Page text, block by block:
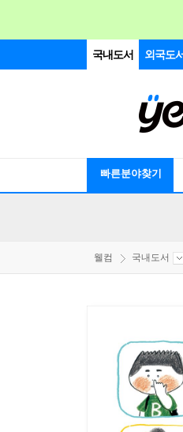
국내도서 외국도서
빠른분야찾기
웰컴 국내도서